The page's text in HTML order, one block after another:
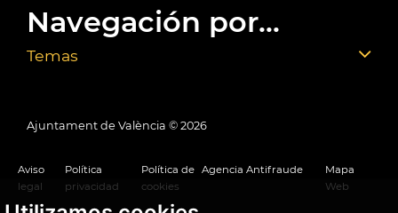
Navegación por...
Temas
Ajuntament de València © 2026
Aviso
legal
Política
privacidad
Política de
cookies
Agencia Antifraude
Mapa
Web